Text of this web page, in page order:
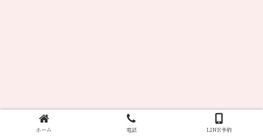
ホーム 電話 LINE予約